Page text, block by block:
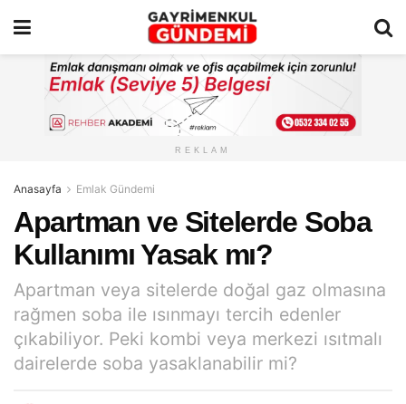
REKLAM
Anasayfa Emlak Gündemi
Apartman ve Sitelerde Soba
Kullanımı Yasak mı?
Apartman veya sitelerde doğal gaz olmasına
rağmen soba ile ısınmayı tercih edenler
çıkabiliyor. Peki kombi veya merkezi ısıtmalı
dairelerde soba yasaklanabilir mi?